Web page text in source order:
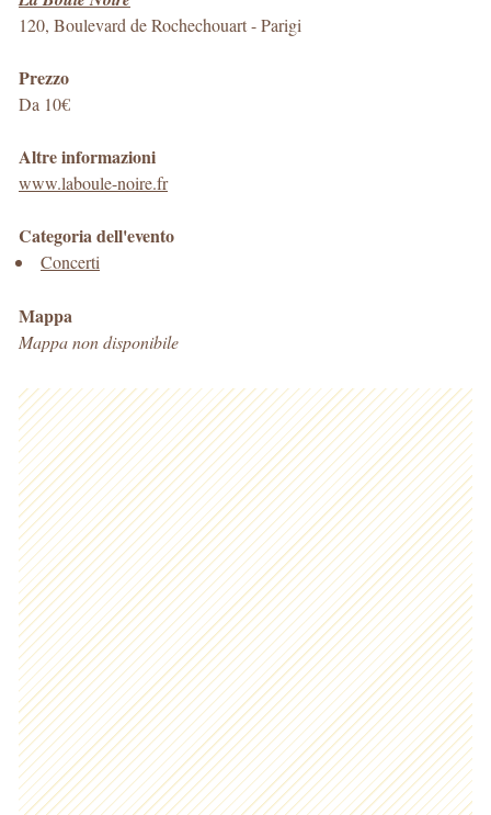
120, Boulevard de Rochechouart-Parigi
Prezzo
Da 10€
Altre informazioni
www.laboule-noire.fr
Categoria dell'evento
Concerti
Mappa
Mappa non disponibile